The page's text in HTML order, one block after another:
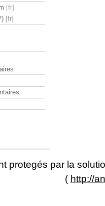
protegés par la
( http://